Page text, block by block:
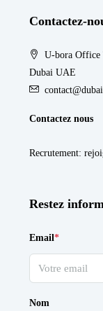
Contactez-
U-bora Office
Dubai UAE
Contactez nous
Recrutement:
Restez
Email*
Nom